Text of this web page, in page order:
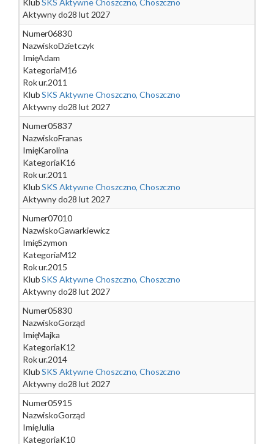
KlubSKS Aktywne Choszczno, Choszczno
Aktywny do28 lut 2027
Numer06830
NazwiskoDzietczyk
ImięAdam
KategoriaM16
Rok ur.2011
KlubSKS Aktywne Choszczno, Choszczno
Aktywny do28 lut 2027
Numer05837
NazwiskoFranas
ImięKarolina
KategoriaK16
Rok ur.2011
KlubSKS Aktywne Choszczno, Choszczno
Aktywny do28 lut 2027
Numer07010
NazwiskoGawarkiewicz
ImięSzymon
KategoriaM12
Rok ur.2015
KlubSKS Aktywne Choszczno, Choszczno
Aktywny do28 lut 2027
Numer05830
NazwiskoGorząd
ImięMajka
KategoriaK12
Rok ur.2014
KlubSKS Aktywne Choszczno, Choszczno
Aktywny do28 lut 2027
Numer05915
NazwiskoGorząd
ImięJulia
KategoriaK10